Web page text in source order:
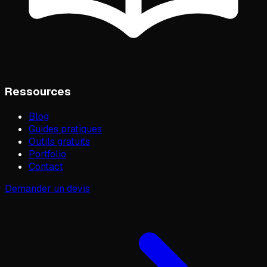
Ressources
Blog
Guides pratiques
Outils gratuits
Portfolio
Contact
Demander un devis